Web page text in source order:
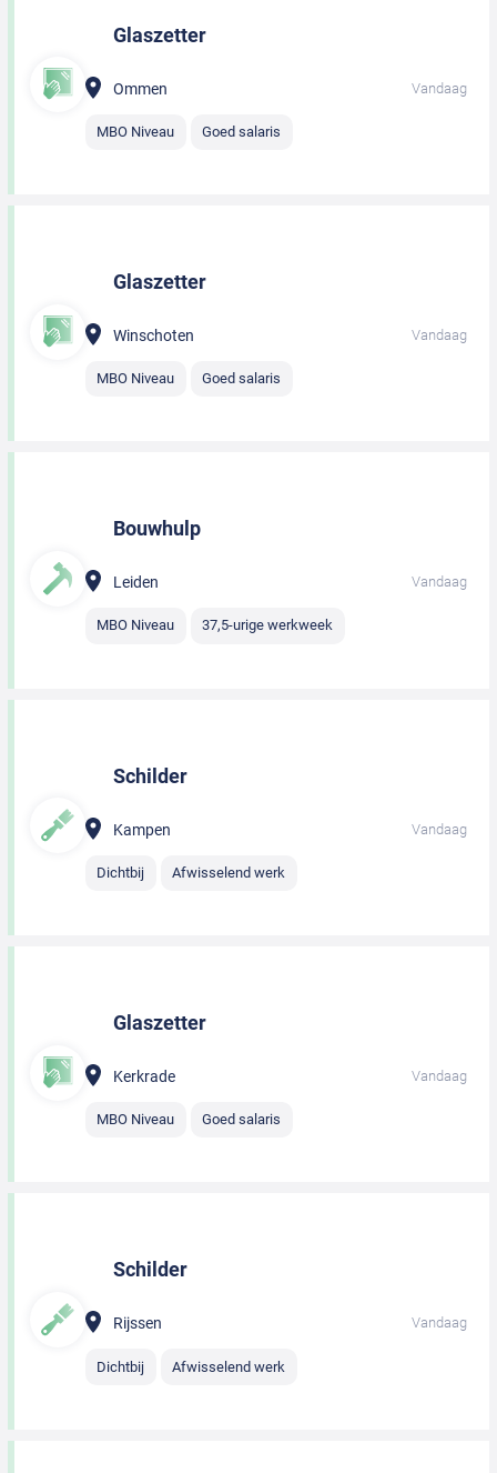
Glaszetter
Ommen Vandaag
MBO Niveau Goed salaris
Glaszetter
Winschoten Vandaag
MBO Niveau Goed salaris
Bouwhulp
Leiden Vandaag
MBO Niveau 37,5-urige werkweek
Schilder
Kampen Vandaag
Dichtbij Afwisselend werk
Glaszetter
Kerkrade Vandaag
MBO Niveau Goed salaris
Schilder
Rijssen Vandaag
Dichtbij Afwisselend werk